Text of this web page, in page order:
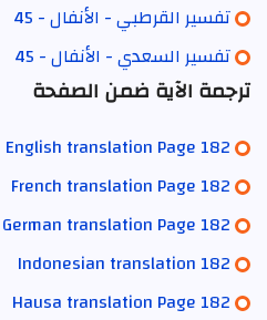
تفسير القرطبي - الأنفال - 45
تفسير السعدي - الأنفال - 45
ترجمة الآية ضمن الصفحة
English translation Page 182
French translation Page 182
German translation Page 182
Indonesian translation 182
Hausa translation Page 182